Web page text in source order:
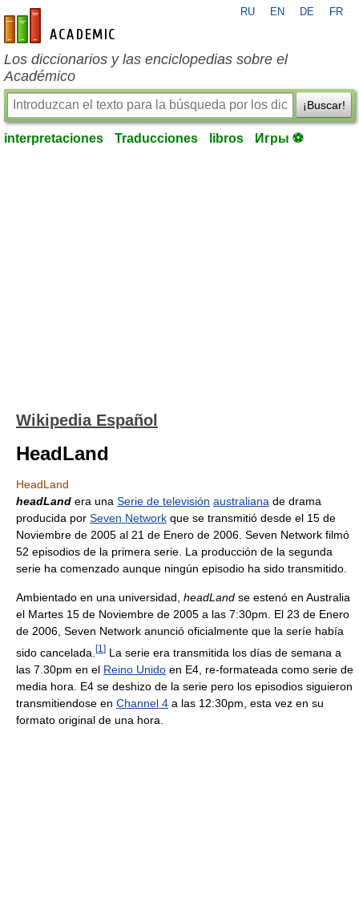
es-academic.com
RU EN DE FR
Los diccionarios y las enciclopedias sobre el
Académico
¡Buscar!
interpretaciones Traducciones libros Игры ⚽
Wikipedia Español
HeadLand
HeadLand
headLand era una Serie de televisión australiana de drama
producida por Seven Network que se transmitió desde el 15 de
Noviembre de 2005 al 21 de Enero de 2006. Seven Network filmó
52 episodios de la primera serie. La producción de la segunda
serie ha comenzado aunque ningún episodio ha sido transmitido.
Ambientado en una universidad, headLand se estenó en Australia
el Martes 15 de Noviembre de 2005 a las 7:30pm. El 23 de Enero
de 2006, Seven Network anunció oficialmente que la seríe había
sido cancelada. [1 ] La serie era transmitida los días de semana a
las 7.30pm en el Reino Unido en E4, re-formateada como serie de
media hora. E4 se deshizo de la serie pero los episodios siguieron
transmitiendose en Channel 4 a las 12:30pm, esta vez en su
formato original de una hora.